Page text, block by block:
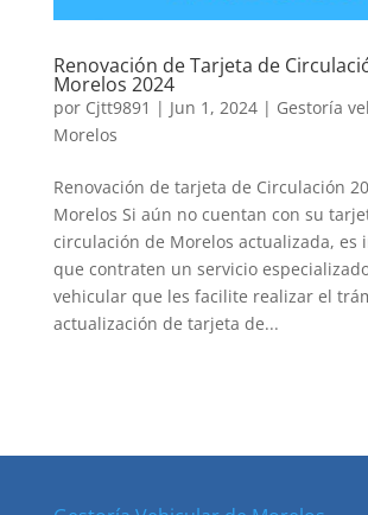
Renovación de Tarjeta de
Morelos 2024
por Cjtt9891 | Jun 1, 2024| Gestoría
Morelos
Renovación de tarjeta de Circulación
Morelos Si aún no cuentan con su
circulación de Morelos actualizada, es
que contraten un servicio
vehicular que les facilite realizar el
actualización de tarjeta de...